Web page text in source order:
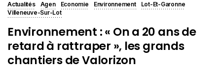
Actualités Agen Economie Environnement
Lot-Et-Garonne
Villeneuve-Sur-Lot
Environnement : « On a 20 ans de
retard à rattraper », les grands
chantiers de Valorizon